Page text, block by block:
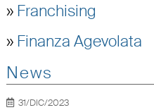
» Franchising
» Finanza Agevolata
News
31/DIC/2023